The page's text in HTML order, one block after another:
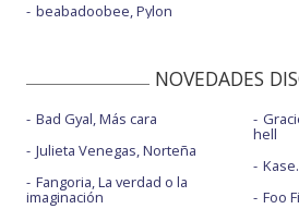
beabadoobee, Pylon
NOVEDADES
Bad Gyal, Más cara
Julieta Venegas, Norteña
Fangoria, La verdad o la
imaginación
hell
Foo